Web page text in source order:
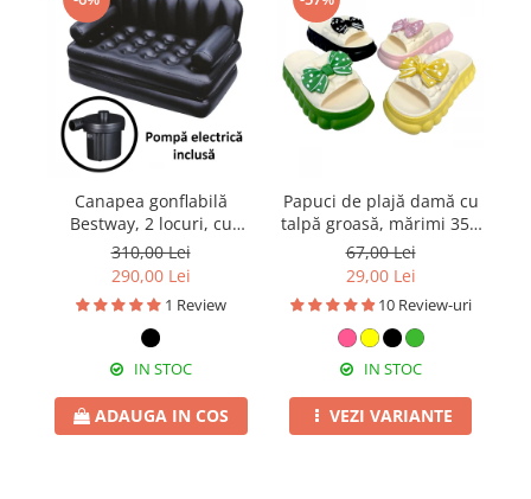
Canapea gonflabilă
Bestway, 2 locuri, cu
pompă inclusă 186 x 145
x 64 cm
310,00 Lei
290,00 Lei
1 Review
IN STOC
ADAUGA IN COS
Papuci de plajă damă cu
talpă groasă, mărimi 35 -
40, PD58
67,00 Lei
29,00 Lei
10 Review-uri
IN STOC
VEZI VARIANTE